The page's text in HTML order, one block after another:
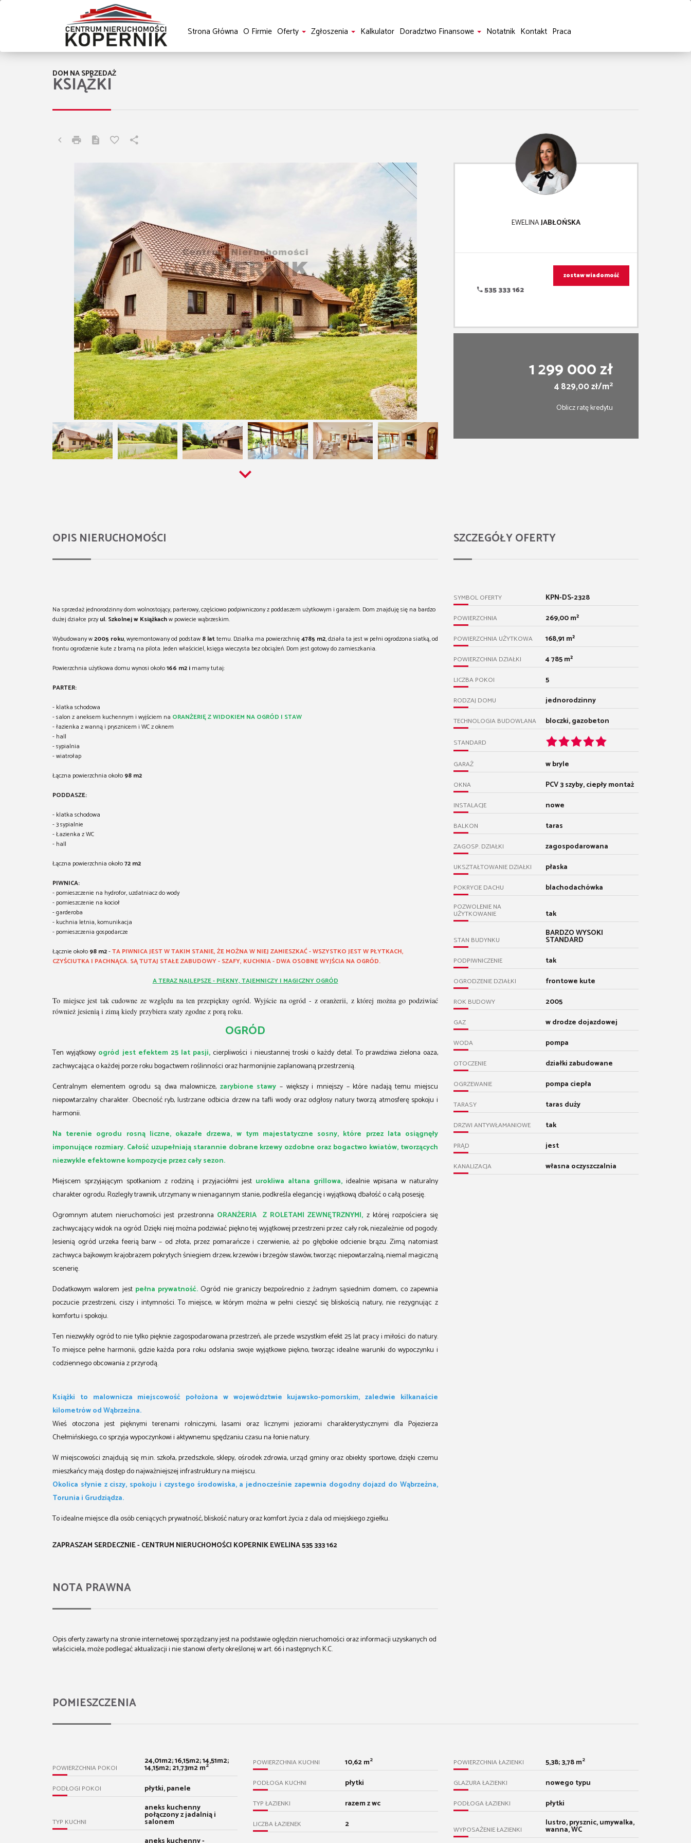
Strona Główna O Firmie Oferty Zgłoszenia Kalkulator Doradztwo Finansowe Notatnik Kontakt Praca
KSIĄŻKI
DOM NA SPRZEDAŻ
EWELINAJABŁOŃSKA
535 333 162
zostaw wiadomość
1 299 000 zł
4 829,00 zł/m2
Oblicz ratę kredytu
OPIS NIERUCHOMOŚCI
Na sprzedaż jednorodzinny dom wolnostojący, parterowy, częściowo podpiwniczony z poddaszem użytkowym i garażem. Dom znajduję się na bardzo
dużej działce przyul. Szkolnej w Książkachw powiecie wąbrzeskim.
Wybudowany w2005 roku, wyremontowany od podstaw 8 lattemu. Działka ma powierzchnię4785 m2, działa ta jest w pełni ogrodzona siatką, od
frontu ogrodzenie kute z bramą na pilota. Jeden właściciel, księga wieczysta bez obciążeń. Dom jest gotowy do zamieszkania.
Powierzchnia użytkowa domu wynosi około166 m2 i mamy tutaj:
PARTER:
- klatka schodowa
- salon z aneksem kuchennym i wyjściem na ORANŻERIĘ Z WIDOKIEM NA OGRÓD I STAW
- łazienka z wanną i prysznicem i WC z oknem
- hall
- sypialnia
- wiatrołap
Łączna powierzchnia około 98 m2
PODDASZE:
- klatka schodowa
- 3 sypialnie
- Łazienka z WC
- hall
Łączna powierzchnia około72 m2
PIWNICA:
- pomieszczenie na hydrofor, uzdatniacz do wody
- pomieszczenie na kocioł
- garderoba
- kuchnia letnia, komunikacja
- pomieszczenia gospodarcze
Łącznie około 98 m2-TA PIWNICA JEST W TAKIM STANIE, ŻE MOŻNA W NIEJ ZAMIESZKAĆ - WSZYSTKO JEST W PŁYTKACH,
CZYŚCIUTKA I PACHNĄCA. SĄ TUTAJ STAŁE ZABUDOWY - SZAFY, KUCHNIA - DWA OSOBNE WYJŚCIA NA OGRÓD.
A TERAZ NAJLEPSZE - PIĘKNY, TAJEMNICZY I MAGICZNY OGRÓD
To miejsce jest tak cudowne ze względu na ten przepiękny ogród. Wyjście na ogród - z oranżerii, z której można go podziwiać
również jesienią i zimą kiedy przybiera szaty zgodne z porą roku.
OGRÓD
Ten wyjątkowy ogród jest efektem 25 lat pasji, cierpliwości i nieustannej troski o każdy detal. To prawdziwa zielona oaza,
zachwycająca o każdej porze roku bogactwem roślinności oraz harmonijnie zaplanowaną przestrzenią.
Centralnym elementem ogrodu są dwa malownicze, zarybione stawy – większy i mniejszy – które nadają temu miejscu
niepowtarzalny charakter. Obecność ryb, lustrzane odbicia drzew na tafli wody oraz odgłosy natury tworzą atmosferę spokoju i
harmonii.
Na terenie ogrodu rosną liczne, okazałe drzewa, w tym majestatyczne sosny, które przez lata osiągnęły
imponujące rozmiary. Całość uzupełniają starannie dobrane krzewy ozdobne oraz bogactwo kwiatów, tworzących
niezwykle efektowne kompozycje przez cały sezon.
Miejscem sprzyjającym spotkaniom z rodziną i przyjaciółmi jest urokliwa altana grillowa, idealnie wpisana w naturalny
charakter ogrodu. Rozległy trawnik, utrzymany w nienagannym stanie, podkreśla elegancję i wyjątkową dbałość o całą posesję.
Ogromnym atutem nieruchomości jest przestronna ORANŻERIA Z ROLETAMI ZEWNĘTRZNYMI, z której rozpościera się
zachwycający widok na ogród. Dzięki niej można podziwiać piękno tej wyjątkowej przestrzeni przez cały rok, niezależnie od pogody.
Jesienią ogród urzeka feerią barw – od złota, przez pomarańcze i czerwienie, aż po głębokie odcienie brązu. Zimą natomiast
zachwyca bajkowym krajobrazem pokrytych śniegiem drzew, krzewów i brzegów stawów, tworząc niepowtarzalną, niemal magiczną
scenerię.
Dodatkowym walorem jest pełna prywatność. Ogród nie graniczy bezpośrednio z żadnym sąsiednim domem, co zapewnia
poczucie przestrzeni, ciszy i intymności. To miejsce, w którym można w pełni cieszyć się bliskością natury, nie rezygnując z
komfortu i spokoju.
Ten niezwykły ogród to nie tylko pięknie zagospodarowana przestrzeń, ale przede wszystkim efekt 25 lat pracy i miłości do natury.
To miejsce pełne harmonii, gdzie każda pora roku odsłania swoje wyjątkowe piękno, tworząc idealne warunki do wypoczynku i
codziennego obcowania z przyrodą.
Książki to malownicza miejscowość położona w województwie kujawsko-pomorskim, zaledwie kilkanaście
kilometrów od Wąbrzeźna.
Wieś otoczona jest pięknymi terenami rolniczymi, lasami oraz licznymi jeziorami charakterystycznymi dla Pojezierza
Chełmińskiego, co sprzyja wypoczynkowi i aktywnemu spędzaniu czasu na łonie natury.
W miejscowości znajdują się m.in. szkoła, przedszkole, sklepy, ośrodek zdrowia, urząd gminy oraz obiekty sportowe, dzięki czemu
mieszkańcy mają dostęp do najważniejszej infrastruktury na miejscu.
Okolica słynie z ciszy, spokoju i czystego środowiska, a jednocześnie zapewnia dogodny dojazd do Wąbrzeźna,
Torunia i Grudziądza.
To idealne miejsce dla osób ceniących prywatność, bliskość natury oraz komfort życia z dala od miejskiego zgiełku.
ZAPRASZAM SERDECZNIE - CENTRUM NIERUCHOMOŚCI KOPERNIK EWELINA 535 333 162
NOTA PRAWNA
Opis oferty zawarty na stronie internetowej sporządzany jest na podstawie oględzin nieruchomości oraz informacji uzyskanych od
właściciela, może podlegać aktualizacji i nie stanowi oferty określonej w art. 66 i następnych K.C.
SZCZEGÓŁY OFERTY
SYMBOL OFERTY KPN-DS-2328
POWIERZCHNIA 269,00 m²
POWIERZCHNIA UŻYTKOWA 168,91 m²
POWIERZCHNIA DZIAŁKI 4 785 m²
LICZBA POKOI 5
RODZAJ DOMU jednorodzinny
TECHNOLOGIA BUDOWLANA bloczki, gazobeton
STANDARD
GARAŻ w bryle
OKNA PCV 3 szyby, ciepły montaż
INSTALACJE nowe
BALKON taras
ZAGOSP. DZIAŁKI zagospodarowana
UKSZTAŁTOWANIE DZIAŁKI płaska
POKRYCIE DACHU blachodachówka
POZWOLENIE NA
UŻYTKOWANIE tak
STAN BUDYNKU
BARDZO WYSOKI
STANDARD
PODPIWNICZENIE tak
OGRODZENIE DZIAŁKI frontowe kute
ROK BUDOWY 2005
GAZ w drodze dojazdowej
WODA pompa
OTOCZENIE działki zabudowane
OGRZEWANIE pompa ciepła
TARASY taras duży
DRZWI ANTYWŁAMANIOWE tak
PRĄD jest
KANALIZACJA własna oczyszczalnia
POMIESZCZENIA
POWIERZCHNIA POKOI
24,01m2; 16,15m2; 14,51m2;
14,15m2; 21,73m2 m2
PODŁOGI POKOI płytki, panele
TYP KUCHNI
aneks kuchenny
połączony z jadalnią i
salonem
POWIERZCHNIA KUCHNI 10,62 m2
PODŁOGA KUCHNI płytki
TYP ŁAZIENKI razem z wc
LICZBA ŁAZIENEK 2
POWIERZCHNIA ŁAZIENKI 5,38; 3,78 m2
GLAZURA ŁAZIENKI nowego typu
PODŁOGA ŁAZIENKI płytki
WYPOSAŻENIE ŁAZIENKI
lustro, prysznic, umywalka,
wanna, WC